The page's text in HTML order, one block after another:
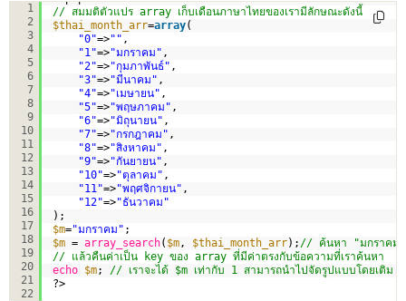
1
2
3
4
5
6
7
8
9
10
11
12
13
14
15
16
17
18
19
20
21
22
// สมมติตัวแปร array เก็บเดือนภาษาไทยของเรามีลักษณะดังนี้
$thai_month_arr=array(
"0"=>"" ,
"1"=>"มกราคม" ,
"2"=>"กุมภาพันธ์" ,
"3"=>"มีนาคม" ,
"4"=>"เมษายน" ,
"5"=>"พฤษภาคม" ,
"6"=>"มิถุนายน" ,
"7"=>"กรกฎาคม" ,
"8"=>"สิงหาคม" ,
"9"=>"กันยายน" ,
"10"=>"ตุลาคม" ,
"11"=>"พฤศจิกายน" ,
"12"=>"ธันวาคม"
);
$m="มกราคม" ;
$m = array_search( $m , $thai_month_arr); // ค้นหา "มกราคม"
// แล้วคืนค่าเป็น key ของ array ที่มีค่าตรงกับข้อความที่เราค้นหา
echo $m; // เราจะได้ $m เท่ากับ 1 สามารถนำไปจัดรูปแบบโดยเติม
?>